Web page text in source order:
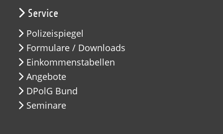
Service
Polizeispiegel
Formulare / Downloads
Einkommenstabellen
Angebote
DPolG Bund
Seminare